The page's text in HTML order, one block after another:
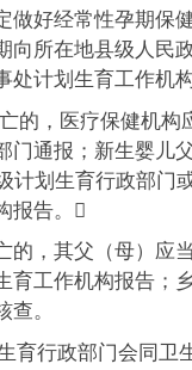
做好经常性孕期保
向所在地县级人民
处计划生育工作机
的，医疗保健机构
门通报；新生婴儿
计划生育行政部门
报告。
的，其父（母）应
育工作机构报告；
。
育行政部门会同卫